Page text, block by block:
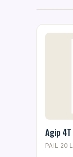
Agip
PAIL 20